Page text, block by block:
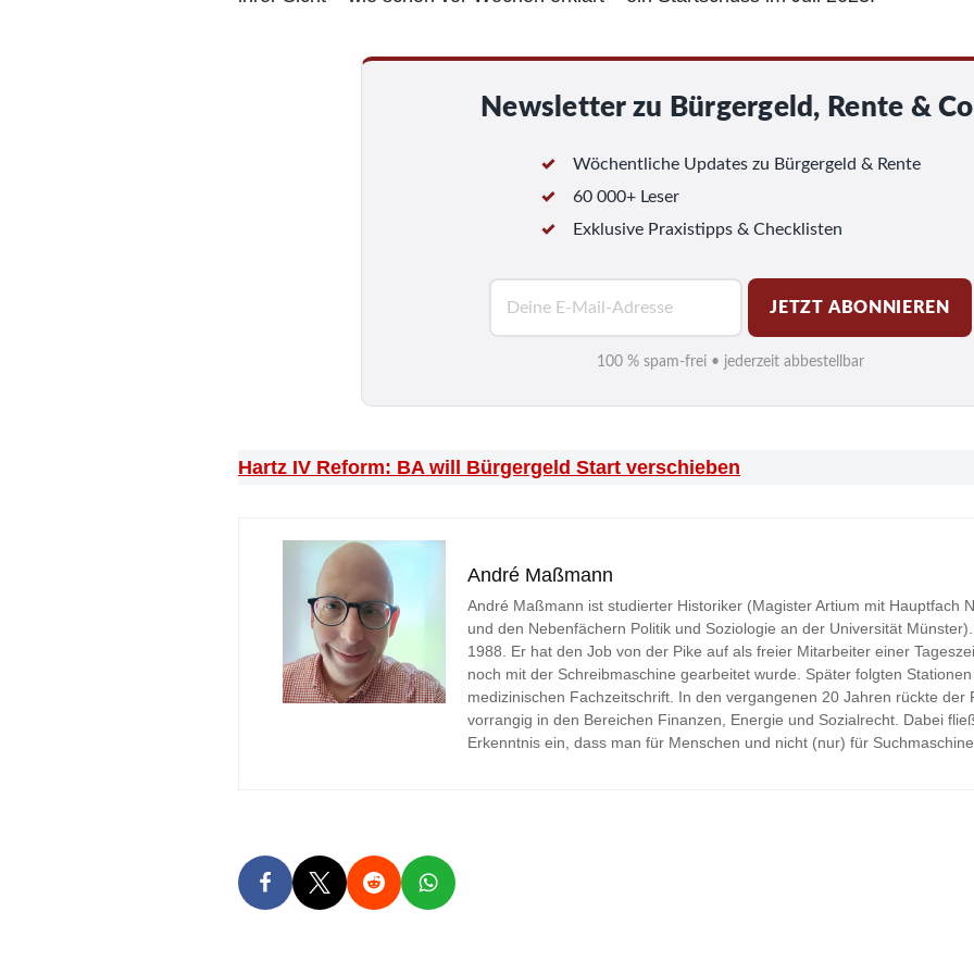
Newsletter zu Bürgergeld, Rente &
Wöchentliche Updates zu Bürgergeld & Rente
60 000+ Leser
Exklusive Praxistipps & Checklisten
i
*
JETZT ABONNIEREN
100 % spam-frei • jederzeit abbestellbar
Hartz IV Reform: BA will Bürgergeld Start verschieben
André Maßmann
André Maßmann ist studierter Historiker (Magister Artium mit Hauptfach
und den Nebenfächern Politik und Soziologie an der Universität
1988. Er hat den Job von der Pike auf als freier Mitarbeiter einer
noch mit der Schreibmaschine gearbeitet wurde. Später folgten
medizinischen Fachzeitschrift. In den vergangenen 20 Jahren rückte der
vorrangig in den Bereichen Finanzen, Energie und Sozialrecht. Dabei
Erkenntnis ein, dass man für Menschen und nicht (nur) für